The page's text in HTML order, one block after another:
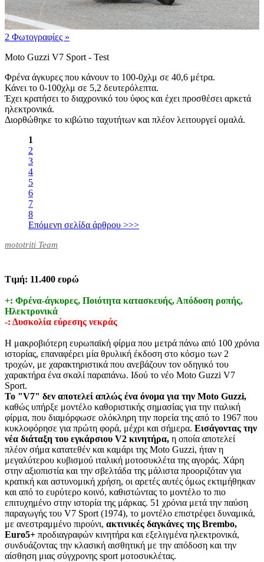
2 Φωτογραφίες »
Moto Guzzi V7 Sport - Test
Φρένα άγκυρες που κάνουν το 100-0χλμ σε 40,6 μέτρα.
Κάνει το 0-100χλμ σε 5,2 δευτερόλεπτα.
Έχει κρατήσει το διαχρονικό του ύφος και έχει προσθέσει αρκετά
ηλεκτρονικά.
Διορθώθηκε το κιβώτιο ταχυτήτων και πλέον λειτουργεί ομαλά.
1
2
3
4
5
6
7
8
Επόμενη σελίδα άρθρου >>>
mototriti Team
Τιμή: 11.400 ευρώ
+: Φρένα-άγκυρες, Ποιότητα κατασκευής, Απόδοση ροπής,
Ηλεκτρονικά
-: Δυσκολία εύρεσης νεκράς
Η μακροβιότερη ευρωπαϊκή φίρμα που μετρά πάνω από 100 χρόνια
ιστορίας, επαναφέρει μία θρυλική έκδοση στο κόσμο των 2
τροχών, με χαρακτηριστικά που ανεβάζουν τον οδηγικό του
χαρακτήρα ένα σκαλί παραπάνω. Ιδού το νέο Moto Guzzi V7
Sport.
Το "V7" δεν αποτελεί απλώς ένα όνομα για την Moto Guzzi,
καθώς υπήρξε μοντέλο καθοριστικής σημασίας για την ιταλική
φίρμα, που διαμόρφωσε ολόκληρη την πορεία της από το 1967 που
κυκλοφόρησε για πρώτη φορά, μέχρι και σήμερα. Εισάγοντας την
νέα διάταξη του εγκάρσιου V2 κινητήρα, η οποία αποτελεί
πλέον σήμα κατατεθέν και καμάρι της Moto Guzzi, ήταν η
μεγαλύτερου κυβισμού ιταλική μοτοσυκλέτα της αγοράς. Χάρη
στην αξιοπιστία και την σβελτάδα της μάλιστα προοριζόταν για
κρατική και αστυνομική χρήση, οι αρετές αυτές όμως εκτιμήθηκαν
και από το ευρύτερο κοινό, καθιστώντας το μοντέλο το πιο
επιτυχημένο στην ιστορία της μάρκας. 51 χρόνια μετά την παύση
παραγωγής του V7 Sport (1974), το μοντέλο επιστρέφει δυναμικά,
με ανεστραμμένο πιρούνι, ακτινικές δαγκάνες της Brembo,
Euro5+ προδιαγραφών κινητήρα και εξελιγμένα ηλεκτρονικά,
συνδυάζοντας την κλασική αισθητική με την απόδοση και την
αίσθηση μιας σύγχρονης sport μοτοσυκλέτας.